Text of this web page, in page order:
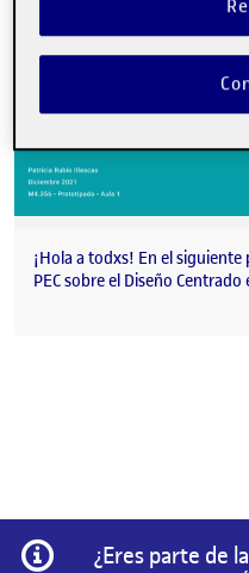
¡Hola a todxs! En el
PEC sobre el Diseño
Información
¿Eres parte de